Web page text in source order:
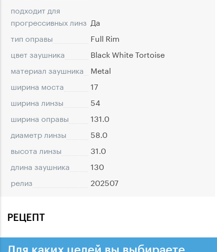
подходит для
прогрессивных линз Да
тип оправы
Full Rim
цвет заушника
Black White Tortoise
материал заушника
Metal
ширина моста
17
ширина линзы
54
ширина оправы
131.0
диаметр линзы
58.0
высота линзы
31.0
длина заушника
130
релиз
202507
РЕЦЕПТ
Для каких целей вы выбираете